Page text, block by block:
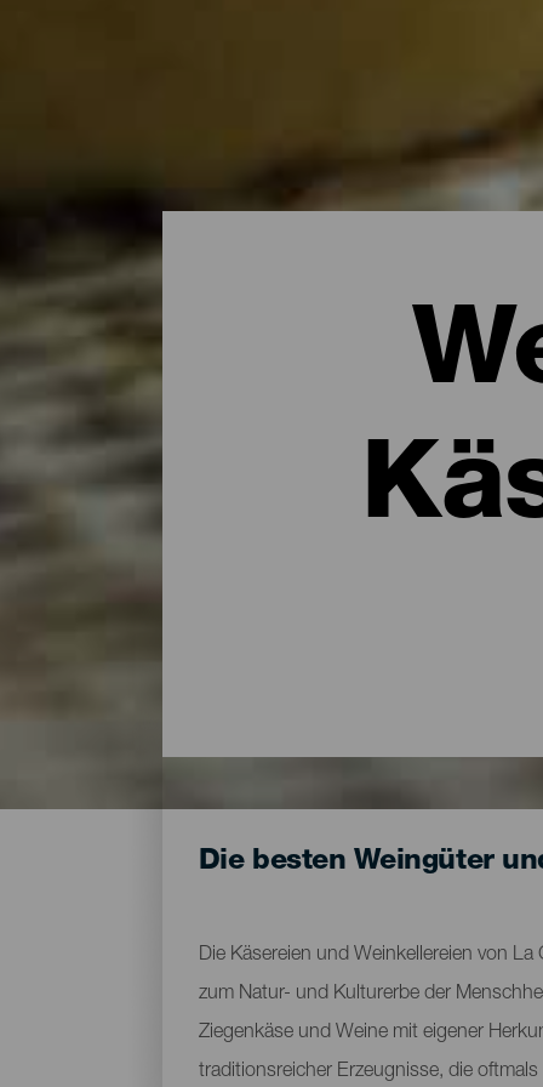
Die besten Weingüter
Die Käsereien und Weinkellereien von
zum Natur- und Kulturerbe der
Ziegenkäse und Weine mit eigener
traditionsreicher Erzeugnisse, die